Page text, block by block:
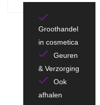
Groothandel
in cosmetica
Geuren
& Verzorging
Ook
afhalen